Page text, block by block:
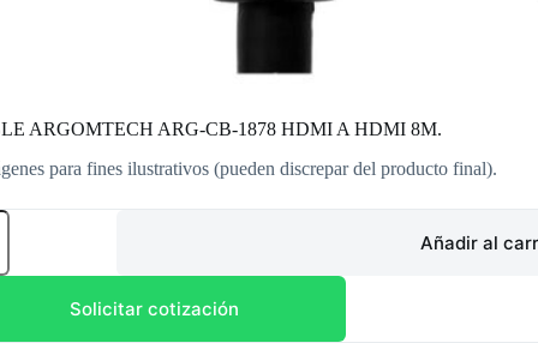
ARGOMTECH ARG-CB-1878 HDMI A HDMI 8M.
para fines ilustrativos (pueden discrepar del producto final).
Añadir al
Solicitar cotización